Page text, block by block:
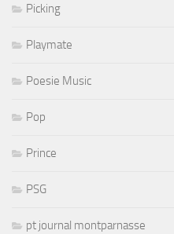
Picking
Playmate
Poesie Music
Pop
Prince
PSG
pt journal montparnasse